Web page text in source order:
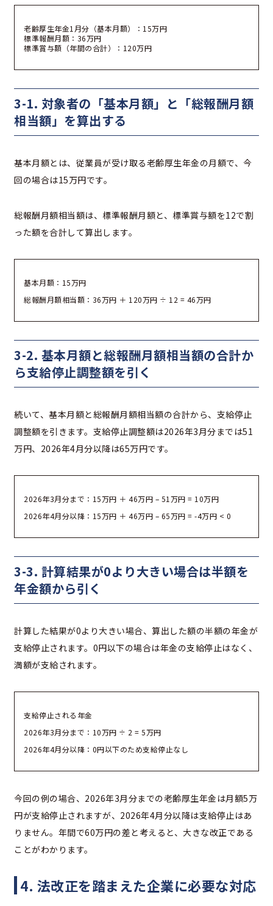
老齢厚生年金1月分（基本月額）：15万円
標準報酬月額：36万円
標準賞与額（年間の合計）：120万円
3-1. 対象者の「基本月額」と「総報酬月額
相当額」を算出する
基本月額とは、従業員が受け取る老齢厚生年金の月額で、今
回の場合は15万円です。
総報酬月額相当額は、標準報酬月額と、標準賞与額を12で割
った額を合計して算出します。
基本月額：15万円
総報酬月額相当額：36万円 ＋ 120万円 ÷ 12 = 46万円
3-2. 基本月額と総報酬月額相当額の合計か
ら支給停止調整額を引く
続いて、基本月額と総報酬月額相当額の合計から、支給停止
調整額を引きます。支給停止調整額は2026年3月分までは51
万円、2026年4月分以降は65万円です。
2026年3月分まで：15万円 ＋ 46万円 – 51万円 = 10万円
2026年4月分以降：15万円 ＋ 46万円 – 65万円 = -4万円 < 0
3-3. 計算結果が0より大きい場合は半額を
年金額から引く
計算した結果が0より大きい場合、算出した額の半額の年金が
支給停止されます。0円以下の場合は年金の支給停止はなく、
満額が支給されます。
支給停止される年金
2026年3月分まで：10万円 ÷ 2 = 5万円
2026年4月分以降：0円以下のため支給停止なし
今回の例の場合、2026年3月分までの老齢厚生年金は月額5万
円が支給停止されますが、2026年4月分以降は支給停止はあ
りません。年間で60万円の差と考えると、大きな改正である
ことがわかります。
4. 法改正を踏まえた企業に必要な対応